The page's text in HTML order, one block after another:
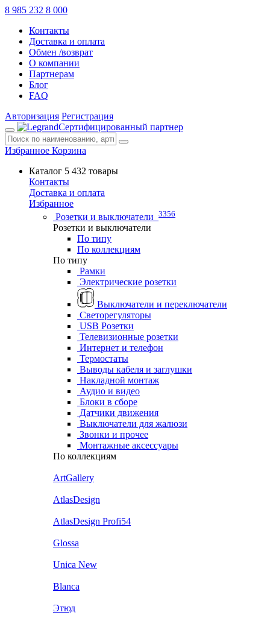
8 985 232 8 000
Контакты
Доставка и оплата
Обмен /возврат
О компании
Партнерам
Блог
FAQ
Авторизация Регистрация
Сертифицированный партнер
Избранное Корзина
Каталог 5 432 товары
Контакты
Доставка и оплата
Избранное
Розетки и выключатели 3356
Розетки и выключатели
По типу
По коллекциям
По типу
Рамки
Электрические розетки
Выключатели и переключатели
Светорегуляторы
USB Розетки
Телевизионные розетки
Интернет и телефон
Термостаты
Выводы кабеля и заглушки
Накладной монтаж
Аудио и видео
Блоки в сборе
Датчики движения
Выключатели для жалюзи
Звонки и прочее
Монтажные аксессуары
По коллекциям
ArtGallery
AtlasDesign
AtlasDesign Profi54
Glossa
Unica New
Blanca
Этюд